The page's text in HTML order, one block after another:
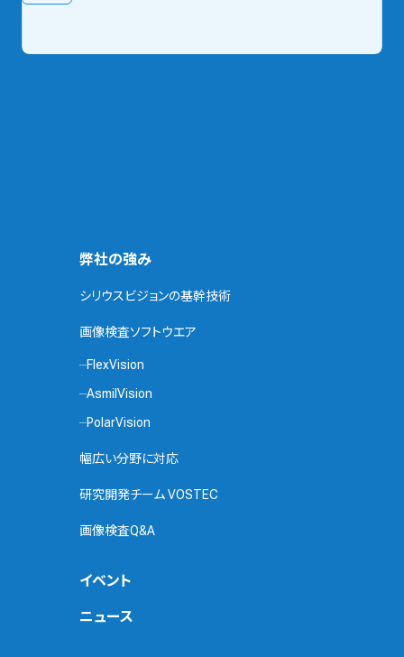
弊社の強み
シリウスビジョンの基幹技術
画像検査ソフトウエア
FlexVision
AsmilVision
PolarVision
幅広い分野に対応
研究開発チーム VOSTEC
画像検査Q&A
イベント
ニュース